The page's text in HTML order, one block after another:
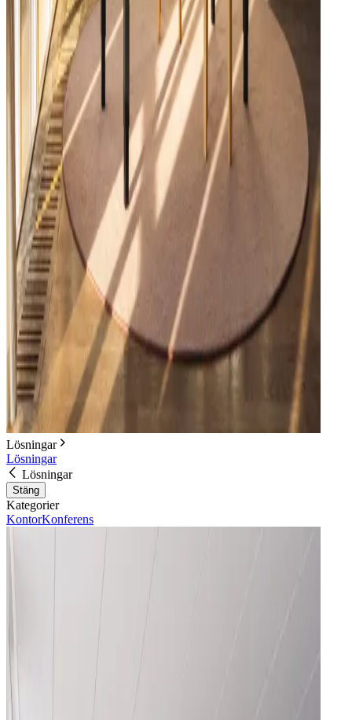
Lösningar
Lösningar
Lösningar
Stäng
Kategorier
KontorKonferens